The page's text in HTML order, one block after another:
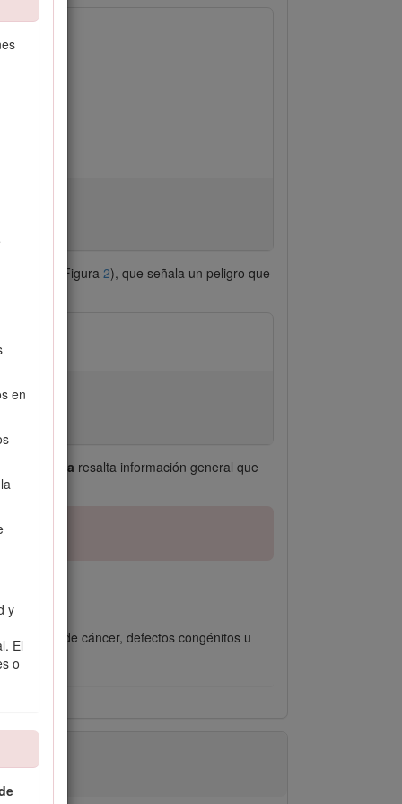
en
y
El
o
(Figura 2), que señala un peligro que
y Nota resalta información general que
de cáncer, defectos congénitos u